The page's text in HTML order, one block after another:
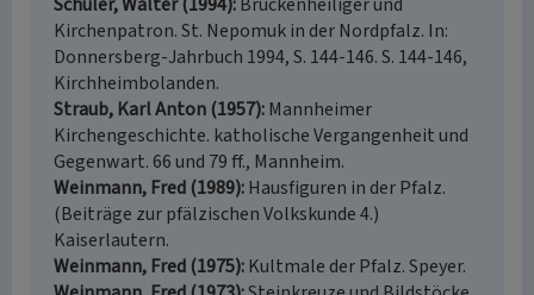
Kirchenpatron. St. Nepomuk in der Nordpfalz. In:
Donnersberg-Jahrbuch 1994, S. 144-146. S. 144-146,
Kirchheimbolanden.
Straub, Karl Anton (1957) Mannheimer
Kirchengeschichte. katholische Vergangenheit und
Gegenwart. 66 und 79 ff., Mannheim.
Weinmann, Fred (1989) Hausfiguren in der Pfalz.
(Beiträge zur pfälzischen Volkskunde 4.)
Kaiserlautern.
Weinmann, Fred (1975) Kultmale der Pfalz. Speyer.